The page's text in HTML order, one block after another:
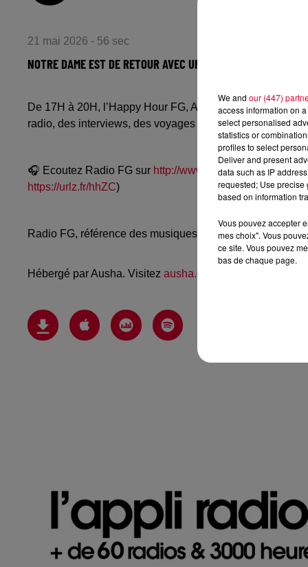
21 mai 2026 - 56 sec
NOTRE DAME EST DE RETOUR AVEC UN NOUVEL EP « NO
De 17H à 20H, l’Happy Hour FG, Avec Antoine Baduel,
radio, des interviews, des voyages de rêve, et les bons
🎧 Ecoutez Radio FG sur http://www.radiofg.com📱 et sur
https://urlz.fr/hhZC)
Radio FG, référence des musiques électroniques,
Hébergé par Ausha. Visitez ausha.co/politique-de-
We and our (447)
access information on
select personalised
statistics or
profiles to select
Deliver and present
data such as IP
requested; Use precise
based on information
Vous pouvez accepter
mes choix". Vous
ce site. Vous pouvez
bas de chaque page.